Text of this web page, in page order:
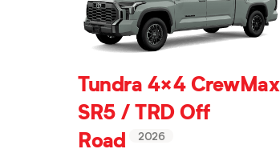
Tundra 4×4 CrewMax
SR5 / TRD Off
Road
2026